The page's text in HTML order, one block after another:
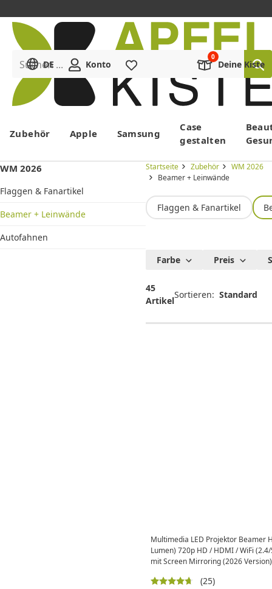
Menü
Suchen ...
DE Konto Deine Kiste
Zubehör Apple Samsung
Case
gestalten
WM 2026
Flaggen & Fanartikel
Beamer + Leinwände
Autofahnen
Startseite Zubehör
WM 2026
Beamer + Leinwände
Flaggen & Fanartikel
Beamer +
Farbe Preis
45
Artikel
Sortieren:
Multimedia LED Projektor Beamer
Lumen) 720p HD / HDMI / WiFi
mit Screen Mirroring (2026
(25)